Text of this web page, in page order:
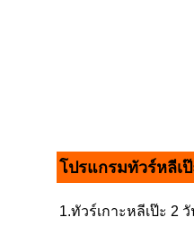
โปรแกรมทัวร์หลีเ
1.ทัวร์เกาะหลีเป๊ะ 2